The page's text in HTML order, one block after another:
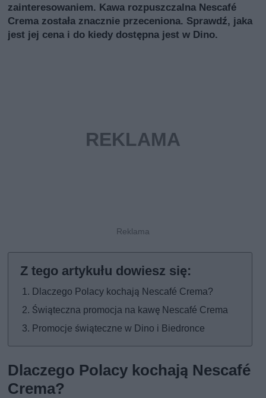
zainteresowaniem. Kawa rozpuszczalna Nescafé
Crema została znacznie przeceniona. Sprawdź, jaka
jest jej cena i do kiedy dostępna jest w Dino.
Dlaczego Polacy kochają Nescafé Crema?
Świąteczna promocja na kawę Nescafé Crema
Promocje świąteczne w Dino i Biedronce
Dlaczego Polacy kochają Nescafé
Crema?